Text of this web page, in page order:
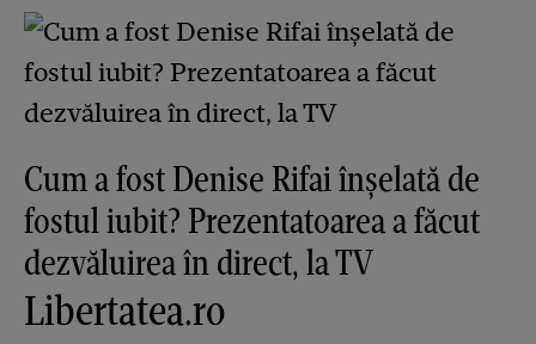
Cum a fost Denise Rifai înșelată de
fostul iubit? Prezentatoarea a făcut
dezvăluirea în direct, la TV
Libertatea.ro